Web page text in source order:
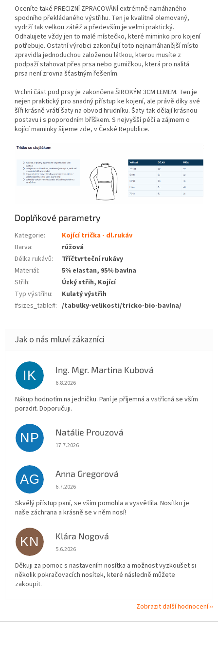
Oceníte také PRECIZNÍ ZPRACOVÁNÍ extrémně namáhaného
spodního překládaného výstřihu. Ten je kvalitně olemovaný,
vydrží tak velkou zátěž a především je velmi praktický.
Odhalujete vždy jen to malé místečko, které miminko pro kojení
potřebuje. Ostatní výrobci zakončují toto nejnamáhanější místo
zpravidla jednoduchou založenou látkou, kterou musíte z
podpaží stahovat přes prsa nebo gumičkou, která pro nalitá
prsa není zrovna šťastným řešením.
Vrchní část pod prsy je zakončena ŠIROKÝM 3CM LEMEM. Ten je
nejen praktický pro snadný přístup ke kojení, ale právě díky své
šíři krásně vrátí šaty na obvod hrudníku. Šaty tak dělají krásnou
postavu i s poporodním bříškem. S nejvyšší péčí a zájmem o
kojící maminky šijeme zde, v České Republice.
Doplňkové parametry
Kategorie:
Kojící trička - dl.rukáv
Barva:
růžová
Délka rukávů:
Tříčtvrteční rukávy
Materiál:
5% elastan, 95% bavlna
Střih:
Úzký střih, Kojící
Typ výstřihu:
Kulatý výstřih
#sizes_table#: /tabulky-velikosti/tricko-bio-bavlna/
IK Ing. Mgr. Martina Kubová
Hodnocení obchodu je 5 z 5 hvězdiček.
6.8.2026
Nákup hodnotím na jedničku. Paní je příjemná a vstřícná se vším
poradit. Doporučuji.
NP Natálie Prouzová
Hodnocení obchodu je 5 z 5 hvězdiček.
17.7.2026
AG Anna Gregorová
Hodnocení obchodu je 5 z 5 hvězdiček.
6.7.2026
Skvělý přístup paní, se vším pomohla a vysvětlila. Nosítko je
naše záchrana a krásně se v něm nosí!
KN Klára Nogová
Hodnocení obchodu je 5 z 5 hvězdiček.
5.6.2026
Děkuji za pomoc s nastavením nosítka a možnost vyzkoušet si
několik pokračovacích nosítek, které následně můžete
zakoupit.
Zobrazit další hodnocení